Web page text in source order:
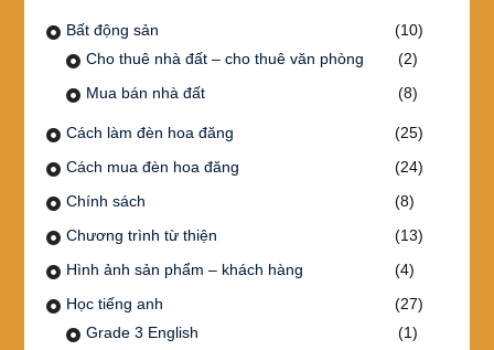
Bất động sản
(10)
Cho thuê nhà đất – cho thuê văn phòng
(2)
Mua bán nhà đất
(8)
Cách làm đèn hoa đăng
(25)
Cách mua đèn hoa đăng
(24)
Chính sách
(8)
Chương trình từ thiện
(13)
Hình ảnh sản phẩm – khách hàng
(4)
Học tiếng anh
(27)
Grade 3 English
(1)